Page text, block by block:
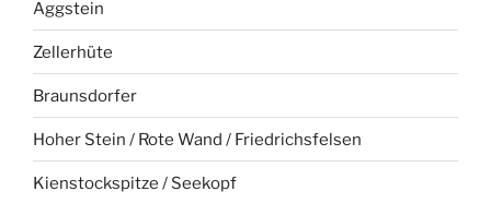
Aggstein
Zellerhüte
Braunsdorfer
Hoher Stein / Rote Wand / Friedrichsfelsen
Kienstockspitze / Seekopf